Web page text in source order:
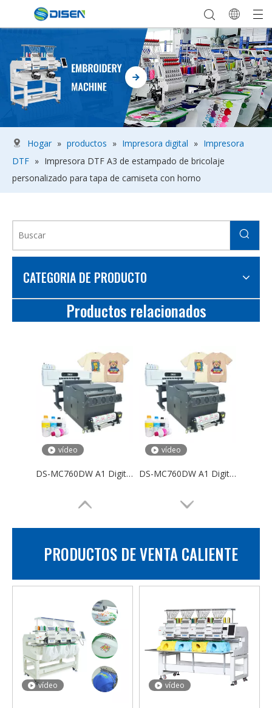
Hogar » productos » Impresora digital » Impresora
DTF » Impresora DTF A3 de estampado de bricolaje
personalizado para tapa de camiseta con horno
CATEGORIA DE PRODUCTO
Productos relacionados
vídeo
DS-MC760DW A1 Digital DTF Impresora 60 cm PET PET Película 2 o 4 cabezas 70 cm Máquina DTF
vídeo
DS-MC760DW A1 Digital DTF Impresora 60 cm PET PET Película 2 o 4 cabezas 70 cm Máquina DTF
vídeo vídeo
DS-M701PW DTF INTERJET IMPRESOR
PRODUCTOS DE VENTA CALIENTE
vídeo vídeo